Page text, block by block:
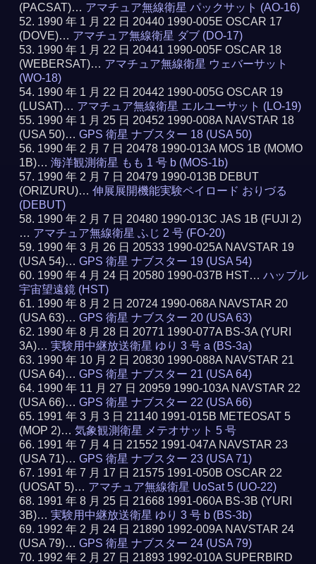
(PACSAT)… アマチュア無線衛星 パックサット (AO-16)
1990 年 1 月 22 日 20440 1990-005E OSCAR 17
(DOVE)… アマチュア無線衛星 ダブ (DO-17)
1990 年 1 月 22 日 20441 1990-005F OSCAR 18
(WEBERSAT)… アマチュア無線衛星 ウェバーサット
(WO-18)
1990 年 1 月 22 日 20442 1990-005G OSCAR 19
(LUSAT)… アマチュア無線衛星 エルユーサット (LO-19)
1990 年 1 月 25 日 20452 1990-008A NAVSTAR 18
(USA 50)…GPS 衛星 ナブスター 18 (USA 50)
1990 年 2 月 7 日 20478 1990-013A MOS 1B (MOMO
1B)…海洋観測衛星 もも 1 号 b (MOS-1b)
1990 年 2 月 7 日 20479 1990-013B DEBUT
(ORIZURU)…伸展展開機能実験ペイロード おりづる
(DEBUT)
1990 年 2 月 7 日 20480 1990-013C JAS 1B (FUJI 2)
… アマチュア無線衛星 ふじ 2 号 (FO-20)
1990 年 3 月 26 日 20533 1990-025A NAVSTAR 19
(USA 54)…GPS 衛星 ナブスター 19 (USA 54)
1990 年 4 月 24 日 20580 1990-037B HST…ハッブル
宇宙望遠鏡 (HST)
1990 年 8 月 2 日 20724 1990-068A NAVSTAR 20
(USA 63)…GPS 衛星 ナブスター 20 (USA 63)
1990 年 8 月 28 日 20771 1990-077A BS-3A (YURI
3A)…実験用中継放送衛星 ゆり 3 号 a (BS-3a)
1990 年 10 月 2 日 20830 1990-088A NAVSTAR 21
(USA 64)…GPS 衛星 ナブスター 21 (USA 64)
1990 年 11 月 27 日 20959 1990-103A NAVSTAR 22
(USA 66)…GPS 衛星 ナブスター 22 (USA 66)
1991 年 3 月 3 日 21140 1991-015B METEOSAT 5
(MOP 2)…気象観測衛星 メテオサット 5 号
1991 年 7 月 4 日 21552 1991-047A NAVSTAR 23
(USA 71)…GPS 衛星 ナブスター 23 (USA 71)
1991 年 7 月 17 日 21575 1991-050B OSCAR 22
(UOSAT 5)… アマチュア無線衛星 UoSat 5 (UO-22)
1991 年 8 月 25 日 21668 1991-060A BS-3B (YURI
3B)…実験用中継放送衛星 ゆり 3 号 b (BS-3b)
1992 年 2 月 24 日 21890 1992-009A NAVSTAR 24
(USA 79)…GPS 衛星 ナブスター 24 (USA 79)
1992 年 2 月 27 日 21893 1992-010A SUPERBIRD